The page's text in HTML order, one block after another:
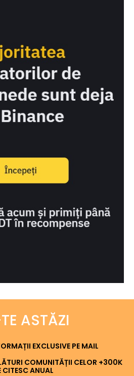
ASTĂZI
EXCLUSIVE PE MAIL
COMUNITĂȚII CELOR +300K
CITESC ANUAL